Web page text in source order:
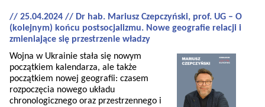
// 25.04.2024 // Dr hab. Mariusz Czepczyński, prof. UG – O
(kolejnym) końcu postsocjalizmu. Nowe geografie relacji i
zmieniające się przestrzenie władzy
Wojna w Ukrainie stała się nowym
początkiem kalendarza, ale także
początkiem nowej geografii: czasem
rozpoczęcia nowego układu
chronologicznego oraz przestrzennego i